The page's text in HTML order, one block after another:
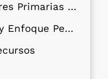
en Benito Juárez?
Pedagógico